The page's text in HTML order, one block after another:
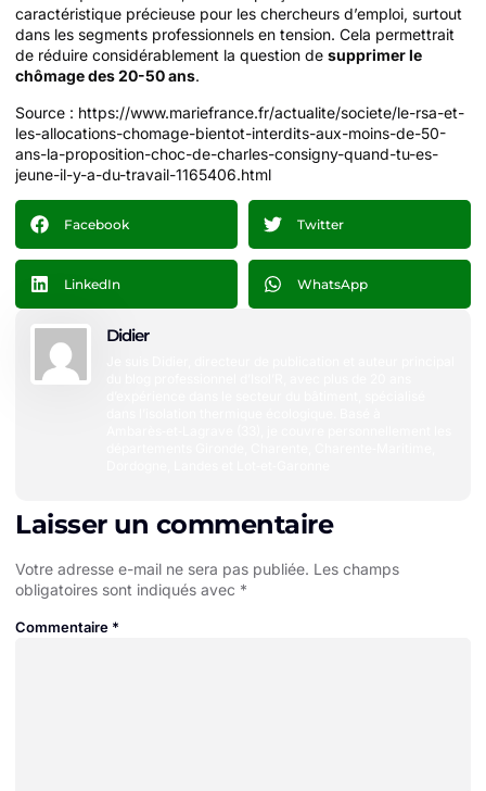
caractéristique précieuse pour les chercheurs d’emploi, surtout
dans les segments professionnels en tension. Cela permettrait
de réduire considérablement la question de supprimer le
chômage des 20-50 ans.
Source : https://www.mariefrance.fr/actualite/societe/le-rsa-et-
les-allocations-chomage-bientot-interdits-aux-moins-de-50-
ans-la-proposition-choc-de-charles-consigny-quand-tu-es-
jeune-il-y-a-du-travail-1165406.html
Facebook Twitter
LinkedIn WhatsApp
Didier
Laisser un commentaire
Votre adresse e-mail ne sera pas publiée. Les champs
obligatoires sont indiqués avec *
Commentaire *